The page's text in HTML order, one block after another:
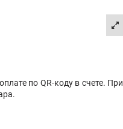
по QR-коду в счете. При